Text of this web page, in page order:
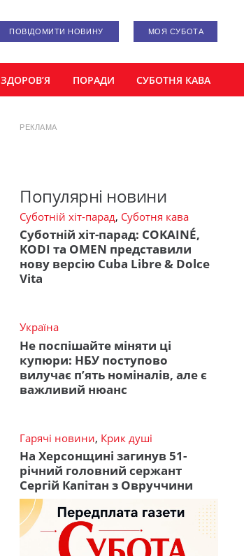
ПОВІДОМИТИ НОВИНУ МОЯ СУБОТА
ЗДОРОВ’Я ПОРАДИ СУБОТНЯ КАВА
РЕКЛАМА
Популярні новини
Суботній хіт-парад, Суботня кава
Суботній хіт-парад: COKAINÉ,
KODI та OMEN представили
нову версію Cuba Libre & Dolce
Vita
Україна
Не поспішайте міняти ці
купюри: НБУ поступово
вилучає п’ять номіналів, але є
важливий нюанс
Гарячі новини, Крик душі
На Херсонщині загинув 51-
річний головний сержант
Сергій Капітан з Овруччини